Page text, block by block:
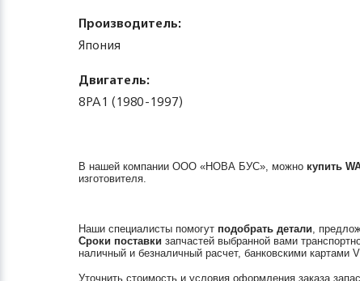
Производитель:
Япония
Двигатель:
8PA1 (1980-1997)
В нашей компании ООО «НОВА БУС», можно купить
изготовителя.
Наши специалисты помогут подобрать детали,
Сроки поставки запчастей выбранной вами
наличный и безналичный расчет, банковскими картами
Уточнить стоимость и условия оформления заказа